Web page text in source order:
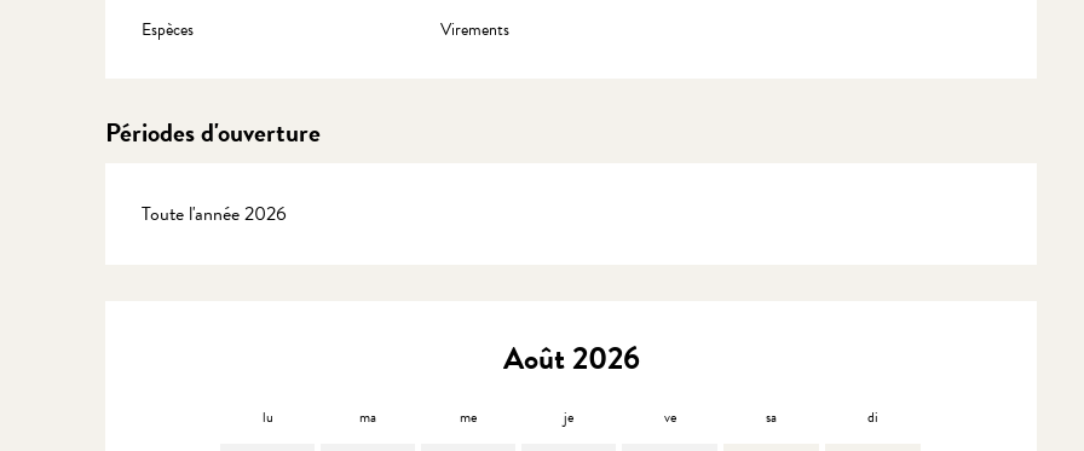
Espèces Virements
Périodes d'ouverture
Toute l'année 2026
Août 2026
lu ma me je ve sa di